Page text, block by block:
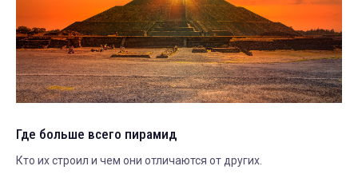
Где больше всего пирамид
Кто их строил и чем они отличаются от других.